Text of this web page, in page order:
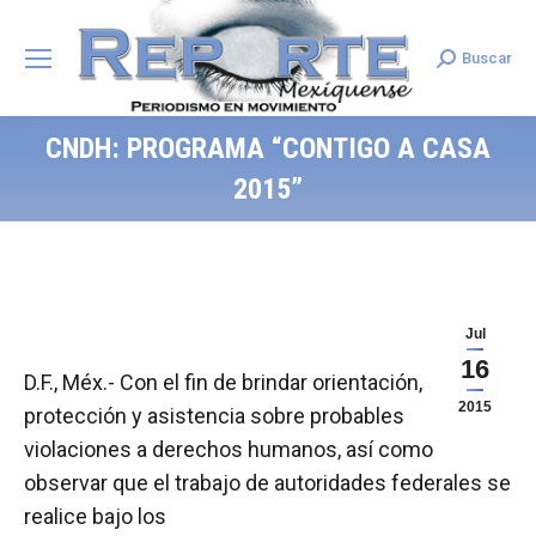
Search:
Buscar
CNDH: PROGRAMA “CONTIGO A CASA
2015”
Jul
16
2015
D.F., Méx.- Con el fin de brindar orientación,
protección y asistencia sobre probables
violaciones a derechos humanos, así como
observar que el trabajo de autoridades federales se
realice bajo los